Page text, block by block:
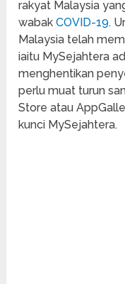
rakyat Malaysia
wabakCOVID-19.
Malaysia telah
iaitu MySejahtera
menghentikan
perlu muat turun
Store atau
kunci MySejahtera.